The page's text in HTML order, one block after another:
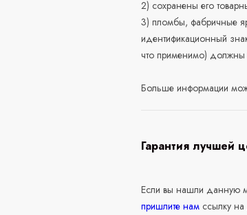
2) сохранены его
3) пломбы, фабричные
идентификационный
что применимо)
Больше информации
Гарантия лучшей
Если вы нашли данную
пришлите нам ссылку